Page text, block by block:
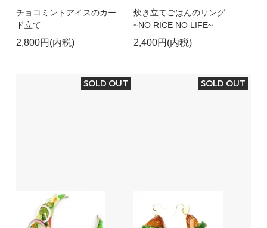
チョコミントアイスのカー
ド立て
2,800円(内税)
炊き立てごはんのリング
~NO RICE NO LIFE~
2,400円(内税)
SOLD OUT SOLD OUT